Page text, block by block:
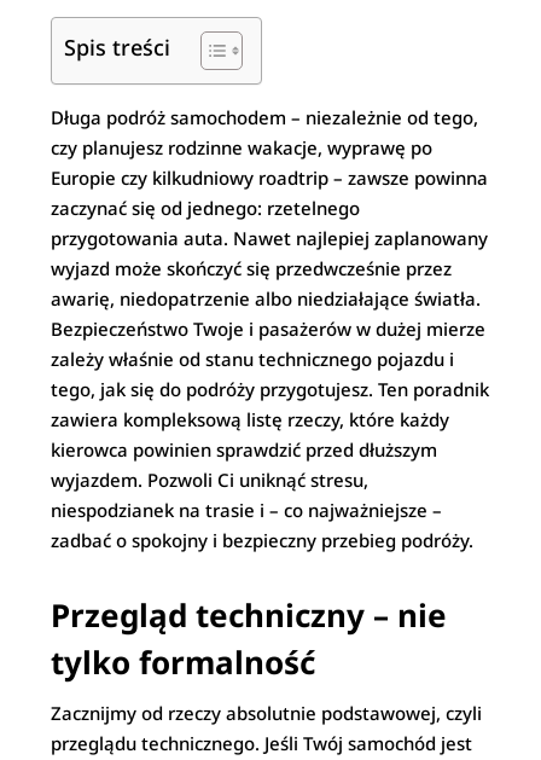
Spis treści
Długa podróż samochodem – niezależnie od tego,
czy planujesz rodzinne wakacje, wyprawę po
Europie czy kilkudniowy roadtrip – zawsze powinna
zaczynać się od jednego: rzetelnego
przygotowania auta. Nawet najlepiej zaplanowany
wyjazd może skończyć się przedwcześnie przez
awarię, niedopatrzenie albo niedziałające światła.
Bezpieczeństwo Twoje i pasażerów w dużej mierze
zależy właśnie od stanu technicznego pojazdu i
tego, jak się do podróży przygotujesz. Ten poradnik
zawiera kompleksową listę rzeczy, które każdy
kierowca powinien sprawdzić przed dłuższym
wyjazdem. Pozwoli Ci uniknąć stresu,
niespodzianek na trasie i – co najważniejsze –
zadbać o spokojny i bezpieczny przebieg podróży.
Przegląd techniczny – nie
tylko formalność
Zacznijmy od rzeczy absolutnie podstawowej, czyli
przeglądu technicznego. Jeśli Twój samochód jest